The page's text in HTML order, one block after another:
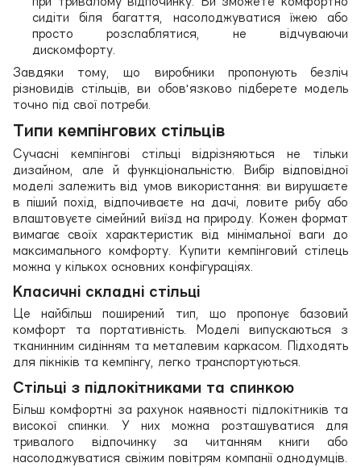
сидіти біля багаття, насолоджуватися їжею або
просто розслаблятися, не відчуваючи
дискомфорту.
Завдяки тому, що виробники пропонують безліч
різновидів стільців, ви обов'язково підберете модель
точно під свої потреби.
Типи кемпінгових стільців
Сучасні кемпінгові стільці відрізняються не тільки
дизайном, але й функціональністю. Вибір відповідної
моделі залежить від умов використання: ви вирушаєте
в піший похід, відпочиваєте на дачі, ловите рибу або
влаштовуєте сімейний виїзд на природу. Кожен формат
вимагає своїх характеристик від мінімальної ваги до
максимального комфорту. Купити кемпінговий стілець
можна у кількох основних конфігураціях.
Класичні складні стільці
Це найбільш поширений тип, що пропонує базовий
комфорт та портативність. Моделі випускаються з
тканинним сидінням та металевим каркасом. Підходять
для пікніків та кемпінгу, легко транспортуються.
Стільці з підлокітниками та спинкою
Більш комфортні за рахунок наявності підлокітників та
високої спинки. У них можна розташуватися для
тривалого відпочинку за читанням книги або
насолоджуватися свіжим повітрям компанії однодумців.